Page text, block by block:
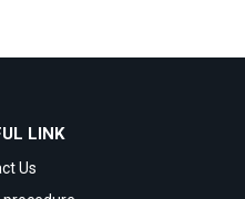
LINK
Us